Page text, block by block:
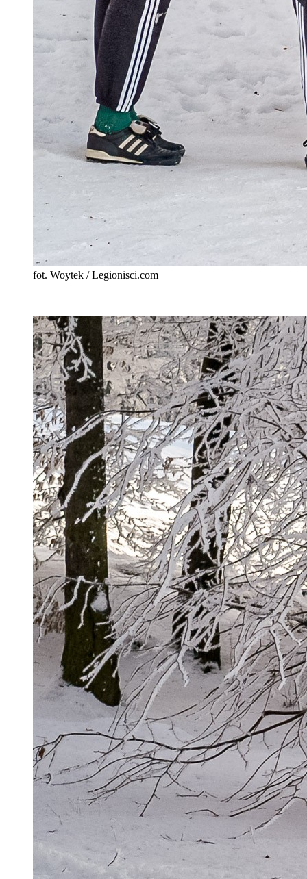
fot. Woytek / Legionisci.com